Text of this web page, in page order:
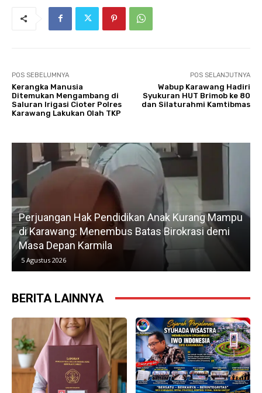
POS SEBELUMNYA
Kerangka Manusia
Ditemukan Mengambang di
Saluran Irigasi Cioter Polres
Karawang Lakukan Olah TKP
POS SELANJUTNYA
Wabup Karawang Hadiri
Syukuran HUT Brimob ke 80
dan Silaturahmi Kamtibmas
Perjuangan Hak Pendidikan Anak Kurang Mampu
di Karawang: Menembus Batas Birokrasi demi
Masa Depan Karmila
5 Agustus 2026
BERITA LAINNYA